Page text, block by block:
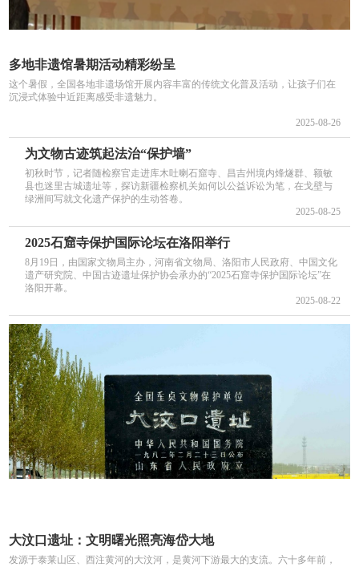
多地非遗馆暑期活动精彩纷呈
这个暑假，全国各地非遗场馆开展内容丰富的传统文化普及活动，让孩子们在
沉浸式体验中近距离感受非遗魅力。
2025-08-26
为文物古迹筑起法治“保护墙”
初秋时节，记者随检察官走进库木吐喇石窟寺、昌吉州境内烽燧群、额敏
县也迷里古城遗址等，探访新疆检察机关如何以公益诉讼为笔，在戈壁与
绿洲间写就文化遗产保护的生动答卷。
2025-08-25
2025石窟寺保护国际论坛在洛阳举行
8月19日，由国家文物局主办，河南省文物局、洛阳市人民政府、中国文化
遗产研究院、中国古迹遗址保护协会承办的“2025石窟寺保护国际论坛”在
洛阳开幕。
2025-08-22
大汶口遗址：文明曙光照亮海岱大地
发源于泰莱山区、西注黄河的大汶河，是黄河下游最大的支流。六十多年前，